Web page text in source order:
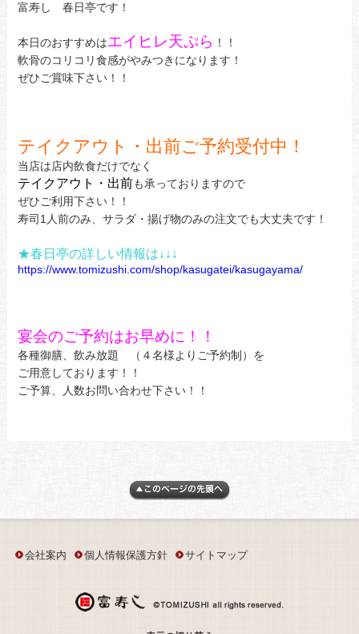
富寿し 春日亭です！
本日のおすすめはエイヒレ天ぷら ！！
軟骨のコリコリ食感がやみつきになります！
ぜひご賞味下さい！！
テイクアウト・出前ご予約受付中！
当店は店内飲食だけでなく
テイクアウト・出前も承っておりますので
ぜひご利用下さい！！
寿司1人前のみ、サラダ・揚げ物のみの注文でも大丈夫です！
★春日亭の詳しい情報は↓↓↓
https://www.tomizushi.com/shop/kasugatei/kasugayama/
宴会のご予約はお早めに！！
各種御膳、飲み放題 （４名様よりご予約制）を
ご用意しております！！
ご予算、人数お問い合わせ下さい！！
会社案内 個人情報保護方針 サイトマップ